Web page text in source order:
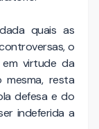
quais as
o
virtude da
resta
defesa e do
indeferida a